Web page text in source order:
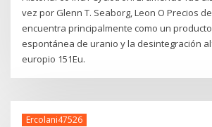
vez por Glenn T. Seaborg, Leon O Precios
encuentra principalmente como un
espontánea de uranio y la desintegración
europio 151Eu.
Ercolani47526